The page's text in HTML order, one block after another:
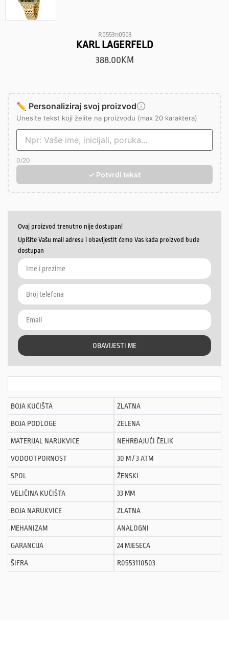
R0553110503
KARL LAGERFELD
388.00KM
✏️ Personaliziraj svoj proizvod
Unesite tekst koji želite na proizvodu (max 20 karaktera)
0/20
✓ Potvrdi tekst
Ovaj proizvod trenutno nije dostupan!
Upišite Vašu mail adresu i obavijestit ćemo Vas kada proizvod bude
dostupan
OBAVIJESTI ME
BOJA KUĆIŠTA ZLATNA
BOJA PODLOGE ZELENA
MATERIJAL NARUKVICE NEHRĐAJUĆI ČELIK
VODOOTPORNOST 30 M / 3 ATM
SPOL ŽENSKI
VELIČINA KUĆIŠTA 33 MM
BOJA NARUKVICE ZLATNA
MEHANIZAM ANALOGNI
GARANCIJA 24 MJESECA
ŠIFRA R0553110503